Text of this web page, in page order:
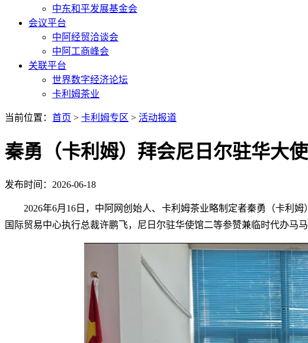
中东和平发展基金会
会议平台
中阿经贸洽谈会
中阿工商峰会
关联平台
世界数字经济论坛
卡利姆茶业
当前位置： 首页 > 卡利姆专区 > 活动报道
秦勇（卡利姆）拜会尼日尔驻华大
发布时间：2026-06-18
2026年6月16日，中阿网创始人、卡利姆茶业略制定者秦勇（卡利
国际贸易中心执行总裁许鹏飞，尼日尔驻华使馆二等参赞兼临时代办马